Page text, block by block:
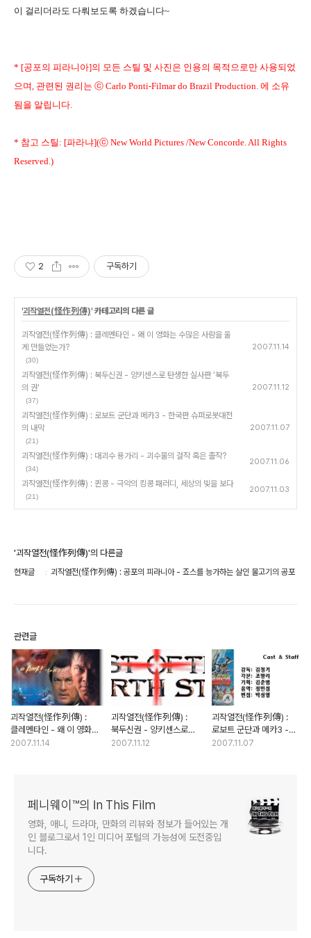
이 걸리더라도 다뤄보도록 하겠습니다~
* [공포의 피라니아]의 모든 스틸 및 사진은 인용의 목적으로만 사용되었
으며, 관련된 권리는 ⓒ Carlo Ponti-Filmar do Brazil Production. 에 소유
됨을 알립니다.
* 참고 스틸: [파라냐](ⓒ New World Pictures /New Concorde. All Rights
Reserved.)
2 구독하기
'괴작열전(怪作列傳)' 카테고리의 다른 글
괴작열전(怪作列傳) : 클레멘타인 - 왜 이 영화는 수많은 사람을 울
게 만들었는가?
(30)
2007.11.14
괴작열전(怪作列傳) : 북두신권 - 양키센스로 탄생한 실사판 '북두
의 권'
(37)
2007.11.12
괴작열전(怪作列傳) : 로보트 군단과 메카3 - 한국판 슈퍼로봇대전
의 내막
(21)
2007.11.07
괴작열전(怪作列傳) : 대괴수 용가리 - 괴수물의 걸작 혹은 졸작?
(34)
2007.11.06
괴작열전(怪作列傳) : 퀸콩 - 극악의 킹콩 패러디, 세상의 빛을 보다
(21)
2007.11.03
'괴작열전(怪作列傳)'의 다른글
현재글 괴작열전(怪作列傳) : 공포의 피라니아 - 죠스를 능가하는 살인 물고기의 공포
관련글
괴작열전(怪作列傳) :
클레멘타인 - 왜 이 영화는
수많은 사람을 울게
2007.11.14
괴작열전(怪作列傳) :
북두신권 - 양키센스로
탄생한 실사판 '북두의 권'
2007.11.12
괴작열전(怪作列傳) :
로보트 군단과 메카3 -
한국판 슈퍼로봇대전의
2007.11.07
페니웨이™의 In This Film
영화, 애니, 드라마, 만화의 리뷰와 정보가 들어있는 개
인 블로그로서 1인 미디어 포털의 가능성에 도전중입
니다.
구독하기